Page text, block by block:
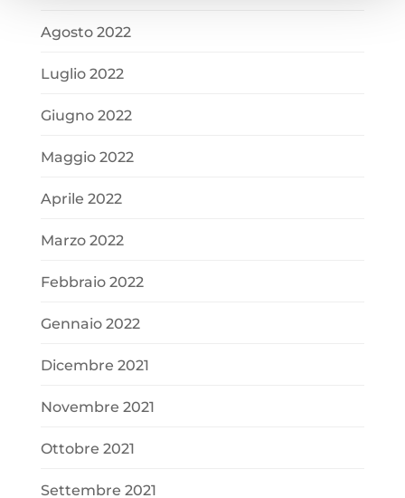
Agosto 2022
Luglio 2022
Giugno 2022
Maggio 2022
Aprile 2022
Marzo 2022
Febbraio 2022
Gennaio 2022
Dicembre 2021
Novembre 2021
Ottobre 2021
Settembre 2021